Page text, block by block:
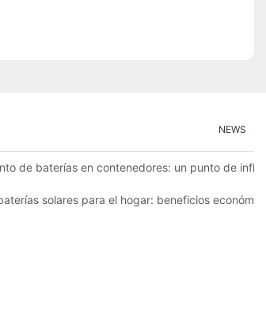
NEWS
de energía
de baterías en contenedores: un punto de
solares para el hogar: beneficios